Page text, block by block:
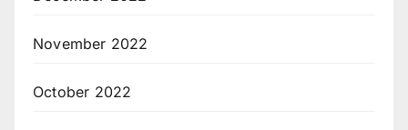
November 2022
October 2022